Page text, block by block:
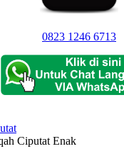
0823 1246 6713
Ciputat Enak